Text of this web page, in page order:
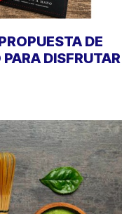
DE
DISFRUTAR